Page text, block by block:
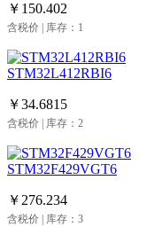
￥150.402
含税价 | 库存：1
STM32L412RBI6
￥34.6815
含税价 | 库存：2
STM32F429VGT6
￥276.234
含税价 | 库存：3